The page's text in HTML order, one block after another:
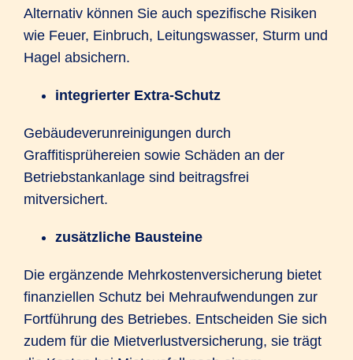
Alternativ können Sie auch spezifische Risiken
wie Feuer, Einbruch, Leitungswasser, Sturm und
Hagel absichern.
integrierter Extra-Schutz
Gebäudeverunreinigungen durch
Graffitisprühereien sowie Schäden an der
Betriebstankanlage sind beitragsfrei
mitversichert.
zusätzliche Bausteine
Die ergänzende Mehrkostenversicherung bietet
finanziellen Schutz bei Mehraufwendungen zur
Fortführung des Betriebes. Entscheiden Sie sich
zudem für die Mietverlustversicherung, sie trägt